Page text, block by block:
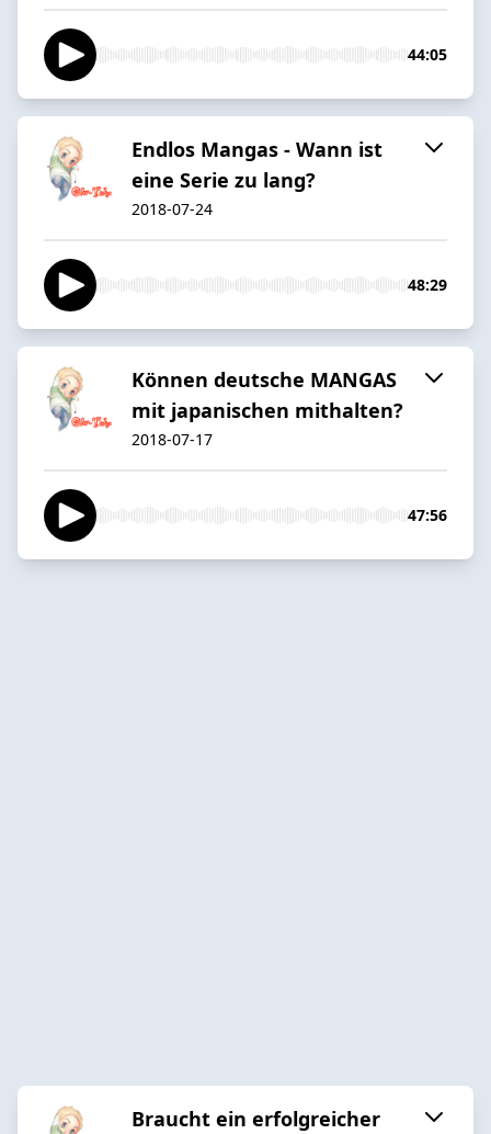
44:05
Endlos Mangas - Wann ist
eine Serie zu lang?
2018-07-24
48:29
Können deutsche MANGAS
mit japanischen mithalten?
2018-07-17
47:56
Braucht ein erfolgreicher